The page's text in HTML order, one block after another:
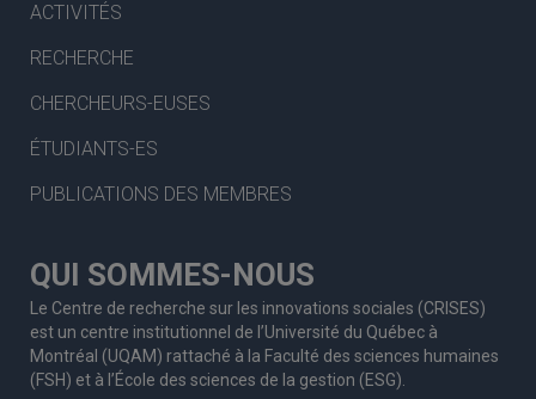
ACTIVITÉS
RECHERCHE
CHERCHEURS-EUSES
ÉTUDIANTS-ES
PUBLICATIONS DES MEMBRES
QUI SOMMES-NOUS
Le Centre de recherche sur les innovations sociales (CRISES)
est un centre institutionnel de l’Université du Québec à
Montréal (UQAM) rattaché à la Faculté des sciences humaines
(FSH) et à l’École des sciences de la gestion (ESG).